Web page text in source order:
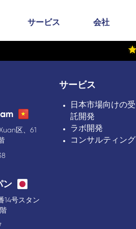
サービス 会社
区、61
ン
14号スタン
サービス
日本市場向けの受
託開発
ラボ開発
コンサルティング